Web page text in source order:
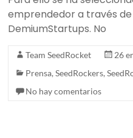
emprendedor a través
DemiumStartups. No
Team SeedRocket
26
Prensa,SeedRockers,
No hay comentarios